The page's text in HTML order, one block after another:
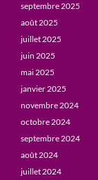
septembre 2025
août 2025
juillet 2025
juin 2025
mai 2025
janvier 2025
novembre 2024
octobre 2024
septembre 2024
août 2024
juillet 2024